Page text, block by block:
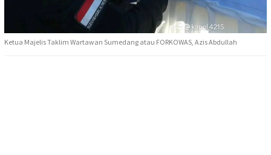
Ketua Majelis Taklim Wartawan Sumedang atau FORKOWAS, Azis Abdullah